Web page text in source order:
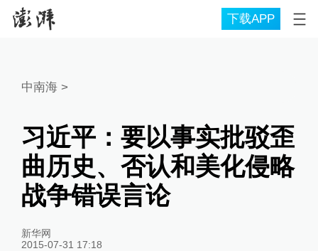
下载APP
中南海>
习近平：要以事实批驳歪
曲历史、否认和美化侵略
战争错误言论
新华网
2015-07-31 17:18